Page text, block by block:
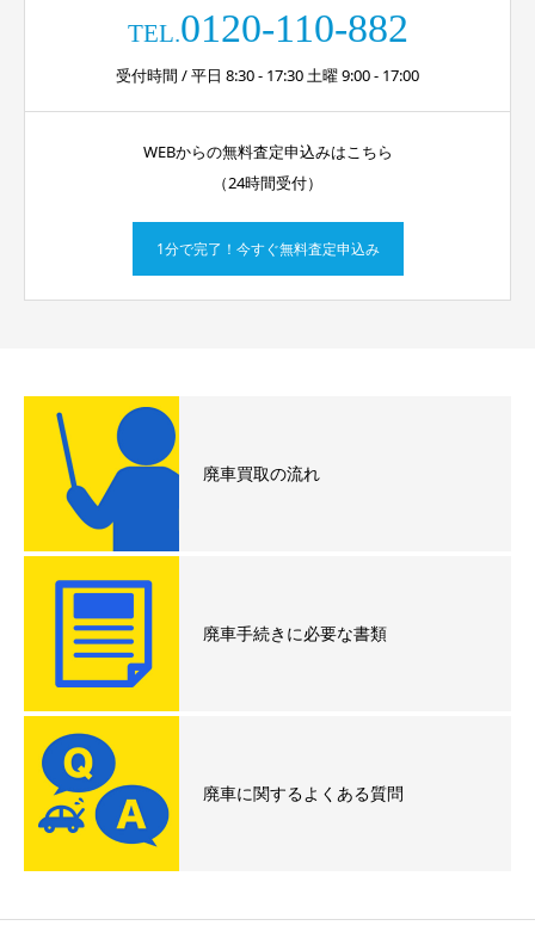
TEL.0120-110-882
受付時間 / 平日 8:30 - 17:30 土曜 9:00 - 17:00
WEBからの無料査定申込みはこちら
（24時間受付）
1分で完了！今すぐ無料査定申込み
廃車買取の流れ
廃車手続きに必要な書類
廃車に関するよくある質問